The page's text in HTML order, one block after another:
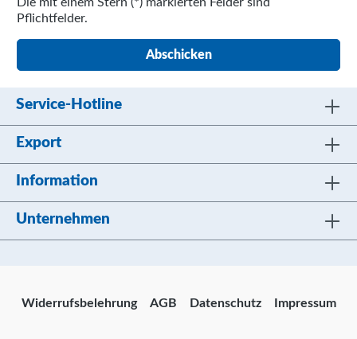
Pflichtfelder.
Abschicken
Service-Hotline
Export
Information
Unternehmen
Widerrufsbelehrung AGB Datenschutz Impressum